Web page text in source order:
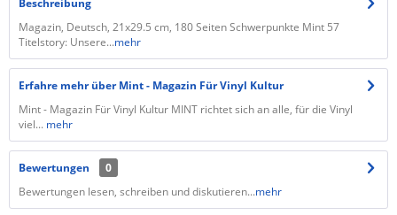
Beschreibung
Magazin, Deutsch, 21x29.5 cm, 180 Seiten Schwerpunkte Mint 57
Titelstory: Unsere...mehr
Erfahre mehr über Mint - Magazin Für Vinyl Kultur
Mint - Magazin Für Vinyl Kultur MINT richtet sich an alle, für die Vinyl
viel... mehr
Bewertungen
0
Bewertungen lesen, schreiben und diskutieren...mehr